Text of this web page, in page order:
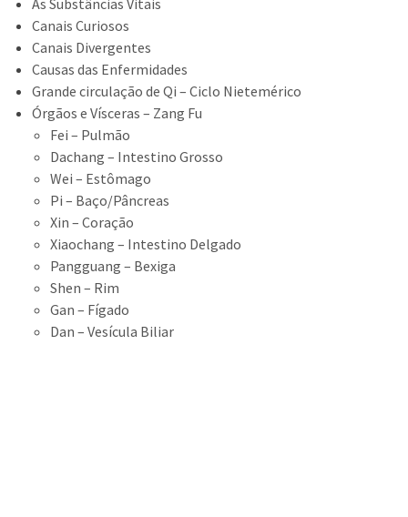
As Substâncias Vitais
Canais Curiosos
Canais Divergentes
Causas das Enfermidades
Grande circulação de Qi – Ciclo Nietemérico
Órgãos e Vísceras – Zang Fu
Fei – Pulmão
Dachang – Intestino Grosso
Wei – Estômago
Pi – Baço/Pâncreas
Xin – Coração
Xiaochang – Intestino Delgado
Pangguang – Bexiga
Shen – Rim
Gan – Fígado
Dan – Vesícula Biliar